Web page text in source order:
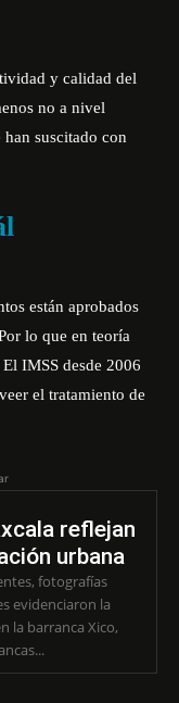
y calidad del
no a nivel
suscitado con
están aprobados
lo que en teoría
IMSS desde 2006
el tratamiento de
reflejan
urbana
fotografías
evidenciaron la
la barranca Xico,